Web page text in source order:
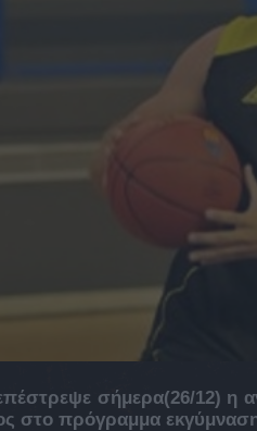
σήμερα(26/12) η
στο πρόγραμμα